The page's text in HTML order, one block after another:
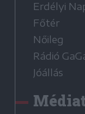
Erdélyi
Főtér
Nőileg
Rádió
Jóállás